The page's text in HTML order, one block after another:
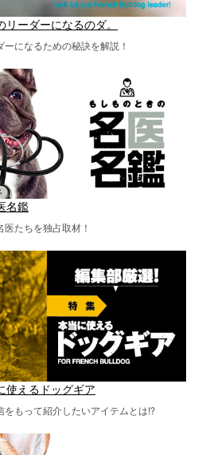
リーダーになるのダ。
になるための秘訣を解説！
名鑑
たちを独占取材！
使えるドッグギア
もって紹介したいアイテムとは!?